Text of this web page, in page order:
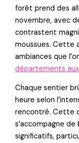
forêt prend des
novembre, avec
contrastent
moussues. Cette
ambiances que
départements
Chaque sentier
heure selon
rencontré. Cette
s’accompagne
significatifs,